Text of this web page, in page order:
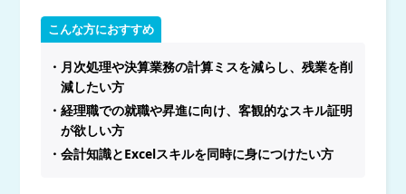
こんな方におすすめ
・月次処理や決算業務の計算ミスを減らし、残業を削
減したい方
・経理職での就職や昇進に向け、客観的なスキル証明
が欲しい方
・会計知識とExcelスキルを同時に身につけたい方